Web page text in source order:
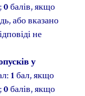
0балів, якщо
або вказано
не
у
1 бал, якщо
0балів, якщо